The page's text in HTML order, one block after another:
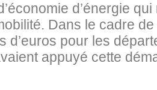
d’énergie qui
Dans le cadre de
pour les
appuyé cette